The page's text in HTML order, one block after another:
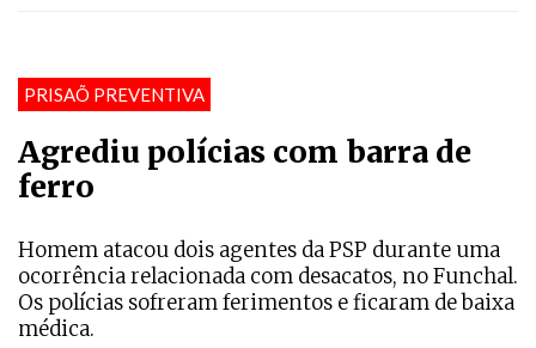
PRISAÕ PREVENTIVA
Agrediu polícias com barra de
ferro
Homem atacou dois agentes da PSP durante uma
ocorrência relacionada com desacatos, no Funchal.
Os polícias sofreram ferimentos e ficaram de baixa
médica.